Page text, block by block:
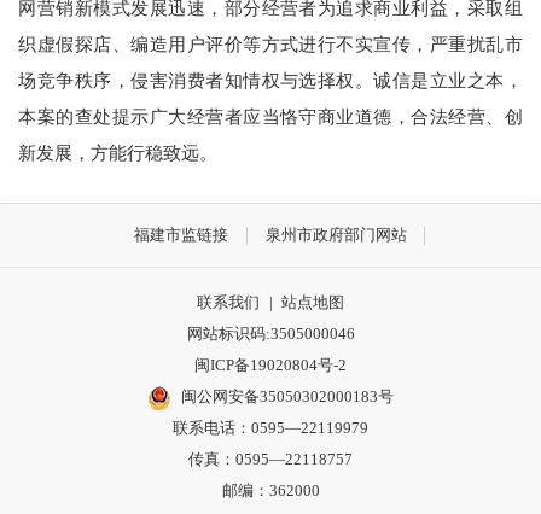
网营销新模式发展迅速，部分经营者为追求商业利益，采取组
织虚假探店、编造用户评价等方式进行不实宣传，严重扰乱市
场竞争秩序，侵害消费者知情权与选择权。诚信是立业之本，
本案的查处提示广大经营者应当恪守商业道德，合法经营、创
新发展，方能行稳致远。
福建市监链接 泉州市政府部门网站
联系我们 | 站点地图
网站标识码:3505000046
闽ICP备19020804号-2
闽公网安备35050302000183号
联系电话：0595—22119979
传真：0595—22118757
邮编：362000